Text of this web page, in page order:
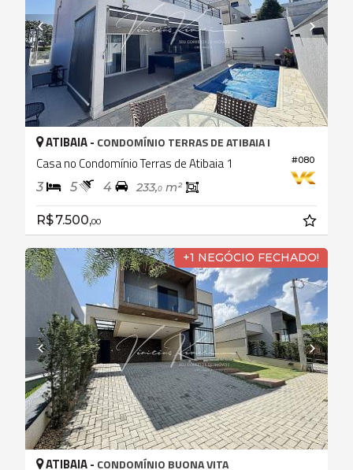
#080
ATIBAIA - CONDOMÍNIO TERRAS DE ATIBAIA I
Casa no Condomínio Terras de Atibaia 1
3 5 4 233,0 m²
R$ 7.500,00
+1 NEGÓCIO FECHADO!
ATIBAIA - CONDOMÍNIO BUONA VITA